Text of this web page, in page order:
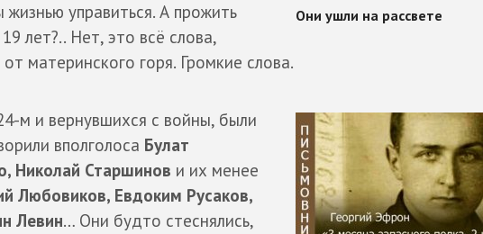
управиться. А прожить
лет?.. Нет, это всё слова,
материнского горя. Громкие слова.
м и вернувшихся с войны, были
вполголоса Булат
Николай Старшинов и их менее
Любовиков, Евдоким Русаков,
Левин… Они будто стеснялись,